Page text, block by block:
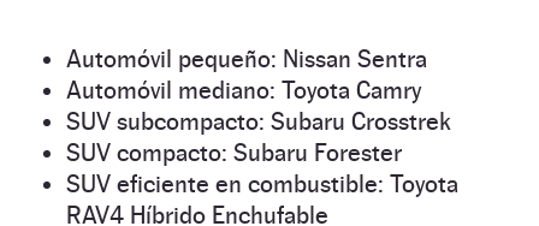
Automóvil pequeño: Nissan Sentra
Automóvil mediano: Toyota Camry
SUV subcompacto: Subaru Crosstrek
SUV compacto: Subaru Forester
SUV eficiente en combustible: Toyota
RAV4 Híbrido Enchufable